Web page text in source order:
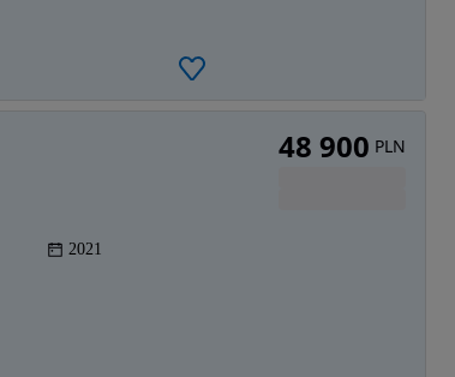
2021
48 900 PLN